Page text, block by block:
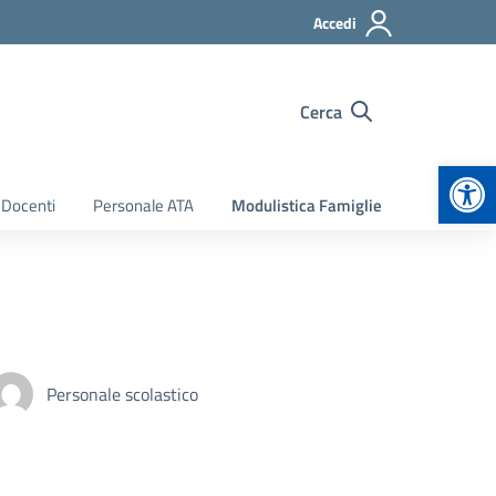
Accedi
Cerca
Personale ATA Modulistica Famiglie
Personale scolastico